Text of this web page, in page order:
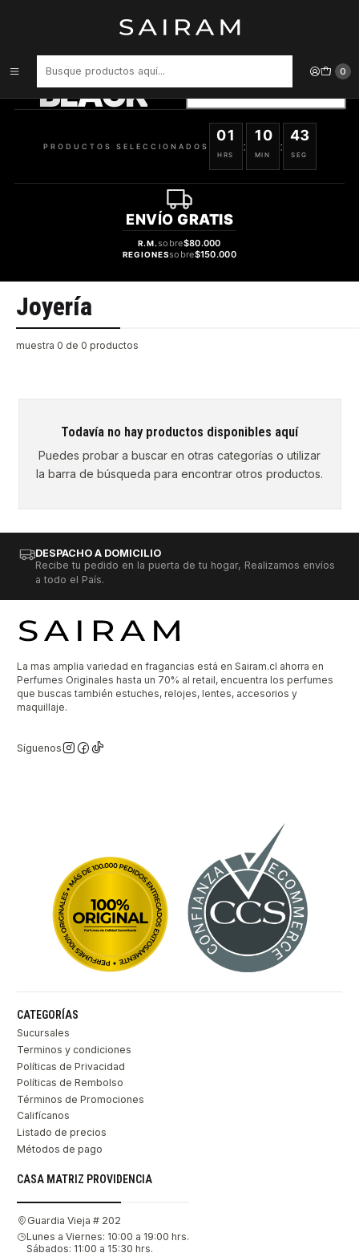
0
BLACK VER OFERTAS
PRODUCTOS SELECCIONADOS
01
HRS
:
10
MIN
:
43
SEG
ENVÍO GRATIS
R.M.sobre$80.000
REGIONESsobre$150.000
Joyería
muestra 0 de 0 productos
Todavía no hay productos disponibles aquí
Puedes probar a buscar en otras categorías o utilizar
la barra de búsqueda para encontrar otros productos.
DESPACHO A DOMICILIO
Recibe tu pedido en la puerta de tu hogar, Realizamos envíos
a todo el País.
La mas amplia variedad en fragancias está en Sairam.cl ahorra en
Perfumes Originales hasta un 70% al retail, encuentra los perfumes
que buscas también estuches, relojes, lentes, accesorios y
maquillaje.
Síguenos
CATEGORÍAS
Sucursales
Terminos y condiciones
Políticas de Privacidad
Políticas de Rembolso
Términos de Promociones
Califícanos
Listado de precios
Métodos de pago
CASA MATRIZ PROVIDENCIA
Guardia Vieja # 202
Lunes a Viernes: 10:00 a 19:00 hrs.
Sábados: 11:00 a 15:30 hrs.